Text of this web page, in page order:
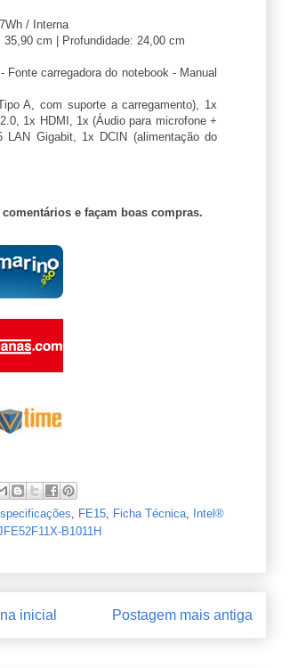
/ Interna
cm | Profundidade: 24,00 cm
Fonte carregadora do notebook - Manual
A, com suporte a carregamento), 1x
1x HDMI, 1x (Áudio para microfone +
Gigabit, 1x DCIN (alimentação do
e façam boas compras.
FE15 Ficha Técnica
Intel®
B1011H
Postagem mais antiga
inicial